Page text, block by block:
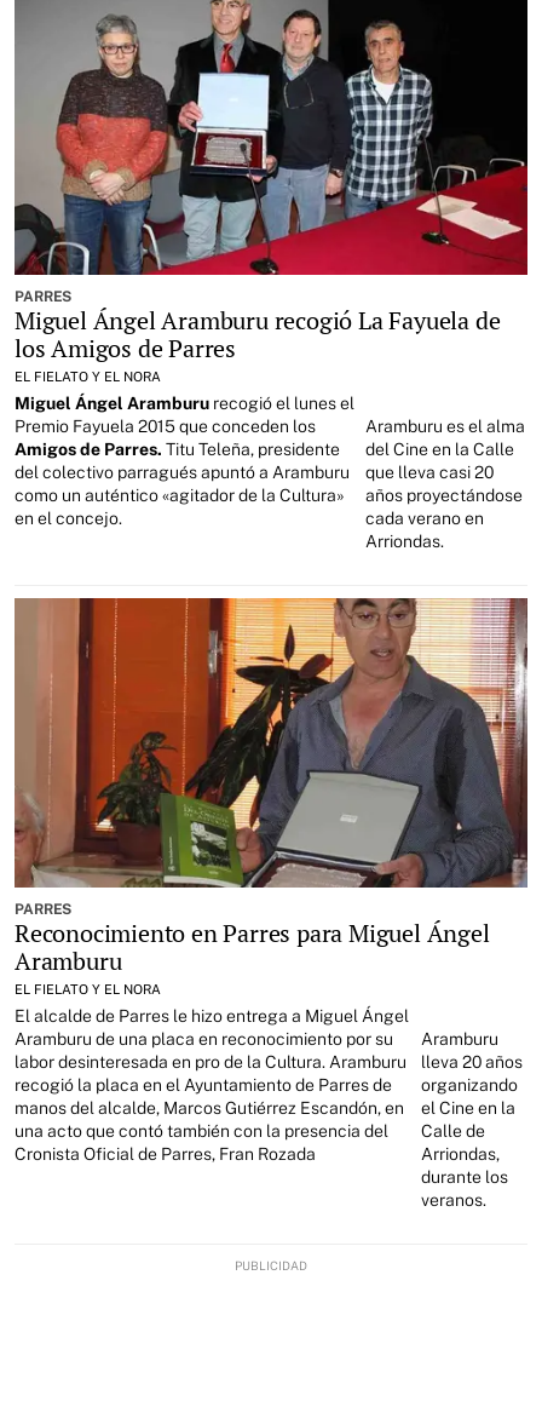
PARRES
Miguel Ángel Aramburu recogió La Fayuela de
los Amigos de Parres
EL FIELATO Y EL NORA
Miguel Ángel Aramburu recogió el lunes el
Premio Fayuela 2015 que conceden los
Amigos de Parres. Titu Teleña, presidente
del colectivo parragués apuntó a Aramburu
como un auténtico «agitador de la Cultura»
en el concejo.
Aramburu es el alma
del Cine en la Calle
que lleva casi 20
años proyectándose
cada verano en
Arriondas.
PARRES
Reconocimiento en Parres para Miguel Ángel
Aramburu
EL FIELATO Y EL NORA
El alcalde de Parres le hizo entrega a Miguel Ángel
Aramburu de una placa en reconocimiento por su
labor desinteresada en pro de la Cultura. Aramburu
recogió la placa en el Ayuntamiento de Parres de
manos del alcalde, Marcos Gutiérrez Escandón, en
una acto que contó también con la presencia del
Cronista Oficial de Parres, Fran Rozada
Aramburu
lleva 20 años
organizando
el Cine en la
Calle de
Arriondas,
durante los
veranos.